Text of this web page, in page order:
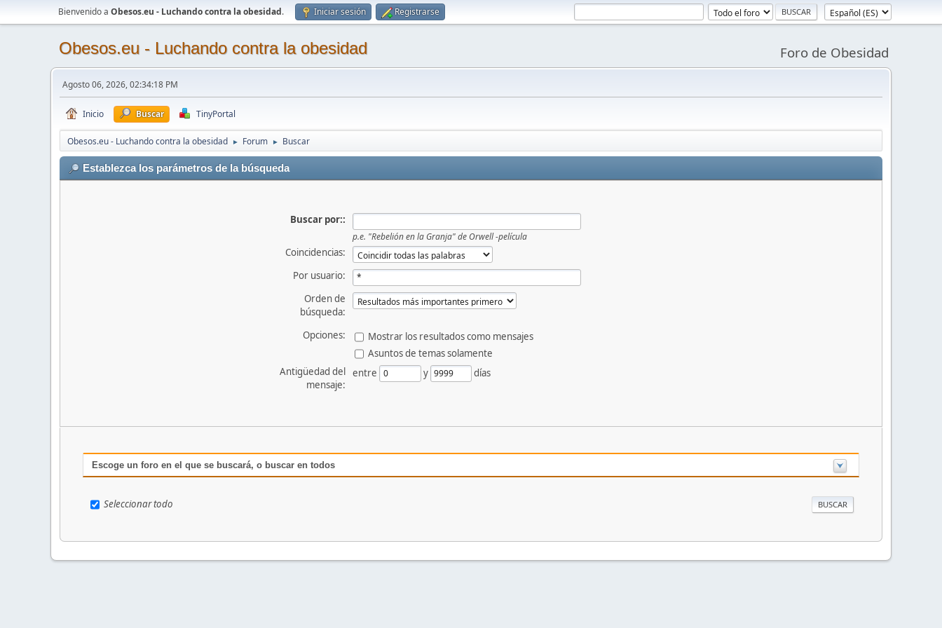
Bienvenido a Obesos.eu - Luchando contra la obesidad. Iniciar sesión Registrarse
Obesos.eu - Luchando contra la obesidad Foro de Obesidad
Agosto 06, 2026, 02:34:18 PM
Inicio Buscar TinyPortal
Obesos.eu - Luchando contra la obesidad ► Forum ► Buscar
Establezca los parámetros de la búsqueda
Buscar por::
p.e. "Rebelión en la Granja" de Orwell -película
Coincidencias:
Por usuario:
Orden de
búsqueda:
Opciones:
Mostrar los resultados como mensajes
Asuntos de temas solamente
Antigüedad del
mensaje:
entre y días
Escoge un foro en el que se buscará, o buscar en todos
Seleccionar todo